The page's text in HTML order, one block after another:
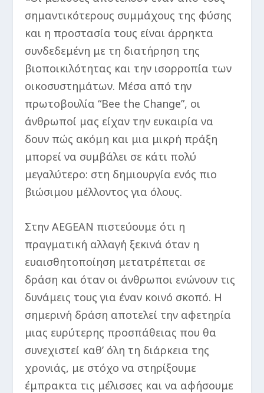
σημαντικότερους συμμάχους της φύσης
και η προστασία τους είναι άρρηκτα
συνδεδεμένη με τη διατήρηση της
βιοποικιλότητας και την ισορροπία των
οικοσυστημάτων. Μέσα από την
πρωτοβουλία “Bee the Change”, οι
άνθρωποί μας είχαν την ευκαιρία να
δουν πώς ακόμη και μια μικρή πράξη
μπορεί να συμβάλει σε κάτι πολύ
μεγαλύτερο: στη δημιουργία ενός πιο
βιώσιμου μέλλοντος για όλους.
Στην AEGEAN πιστεύουμε ότι η
πραγματική αλλαγή ξεκινά όταν η
ευαισθητοποίηση μετατρέπεται σε
δράση και όταν οι άνθρωποι ενώνουν τις
δυνάμεις τους για έναν κοινό σκοπό. Η
σημερινή δράση αποτελεί την αφετηρία
μιας ευρύτερης προσπάθειας που θα
συνεχιστεί καθ’ όλη τη διάρκεια της
χρονιάς, με στόχο να στηρίξουμε
έμπρακτα τις μέλισσες και να αφήσουμε